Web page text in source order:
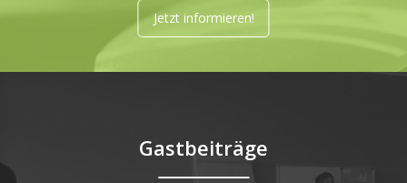
Jetzt informieren!
Gastbeiträge